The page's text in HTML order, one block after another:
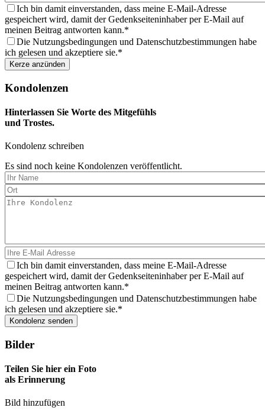
aus
Ich bin damit einverstanden, dass meine E-Mail-Adresse
gespeichert wird, damit der Gedenkseiteninhaber per E-Mail auf
meinen Beitrag antworten kann.
Die Nutzungsbedingungen und Datenschutzbestimmungen habe
ich gelesen und akzeptiere sie.
Kondolenzen
Hinterlassen Sie Worte des Mitgefühls
und Trostes.
Kondolenz schreiben
Es sind noch keine Kondolenzen veröffentlicht.
Ich bin damit einverstanden, dass meine E-Mail-Adresse
gespeichert wird, damit der Gedenkseiteninhaber per E-Mail auf
meinen Beitrag antworten kann.
Die Nutzungsbedingungen und Datenschutzbestimmungen habe
ich gelesen und akzeptiere sie.
Bilder
Teilen Sie hier ein Foto
als Erinnerung
Bild hinzufügen